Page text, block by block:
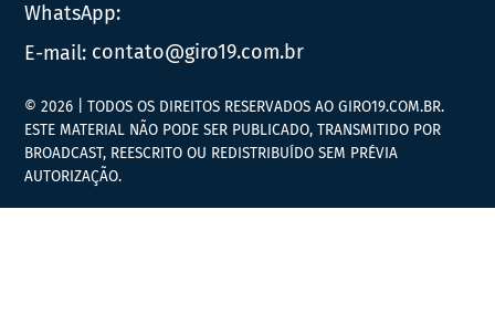
WhatsApp:
E-mail: contato@giro19.com.br
© 2026 | TODOS OS DIREITOS RESERVADOS AO GIRO19.COM.BR.
ESTE MATERIAL NÃO PODE SER PUBLICADO, TRANSMITIDO POR
BROADCAST, REESCRITO OU REDISTRIBUÍDO SEM PRÉVIA
AUTORIZAÇÃO.